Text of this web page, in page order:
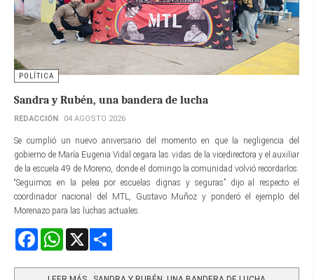
POLÍTICA
Sandra y Rubén, una bandera de lucha
REDACCIÓN 04 AGOSTO 2026
Se cumplió un nuevo aniversario del momento en que la negligencia del
gobierno de María Eugenia Vidal cegara las vidas de la vicedirectora y el auxiliar
de la escuela 49 de Moreno, donde el domingo la comunidad volvió recordarlos.
“Seguimos en la pelea por escuelas dignas y seguras” dijo al respecto el
coordinador nacional del MTL, Gustavo Muñoz y ponderó el ejemplo del
Morenazo para las luchas actuales.
FacebookWhatsApp